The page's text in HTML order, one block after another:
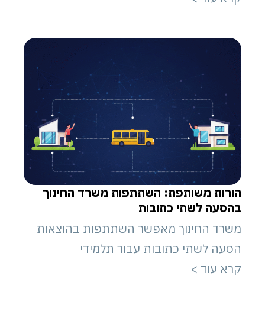
הורות משותפת: השתתפות משרד החינוך
בהסעה לשתי כתובות
משרד החינוך מאפשר השתתפות בהוצאות
הסעה לשתי כתובות עבור תלמידי
קרא עוד >